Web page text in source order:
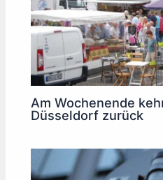
Am Wochenende
Düsseldorf zurück